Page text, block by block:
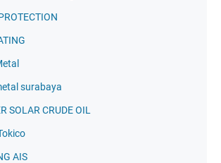
surabaya
SOLAR CRUDE OIL
AIS